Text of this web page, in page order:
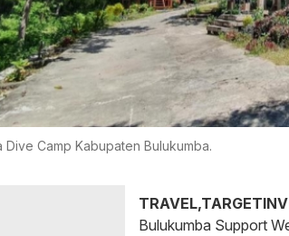
Dive Camp Kabupaten Bulukumba.
Bulukumba Support